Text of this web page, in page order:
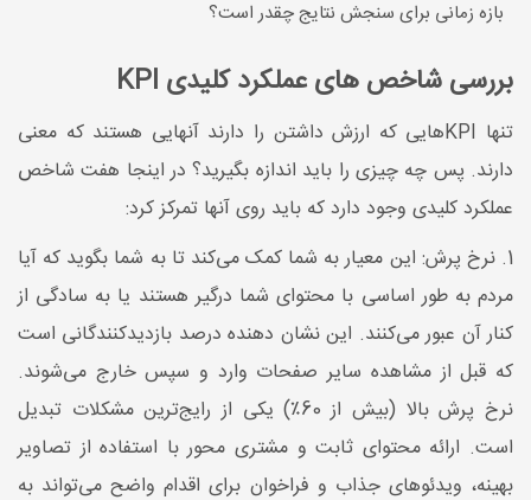
بازه زمانی برای سنجش نتایج چقدر است؟
بررسی شاخص های عملکرد کلیدی KPI
تنها KPIهایی که ارزش داشتن را دارند آنهایی هستند که معنی
دارند. پس چه چیزی را باید اندازه بگیرید؟ در اینجا هفت شاخص
عملکرد کلیدی وجود دارد که باید روی آنها تمرکز کرد:
1. نرخ پرش: این معیار به شما کمک می‌کند تا به شما بگوید که آیا
مردم به طور اساسی با محتوای شما درگیر هستند یا به سادگی از
کنار آن عبور می‌کنند. این نشان دهنده درصد بازدیدکنندگانی است
که قبل از مشاهده سایر صفحات وارد و سپس خارج می‌شوند.
نرخ پرش بالا (بیش از 60٪) یکی از رایج‌ترین مشکلات تبدیل
است. ارائه محتوای ثابت و مشتری محور با استفاده از تصاویر
بهینه، ویدئوهای جذاب و فراخوان برای اقدام واضح می‌تواند به